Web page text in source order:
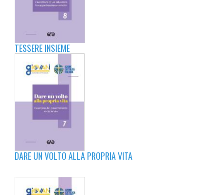
TESSERE INSIEME
DARE UN VOLTO ALLA PROPRIA VITA